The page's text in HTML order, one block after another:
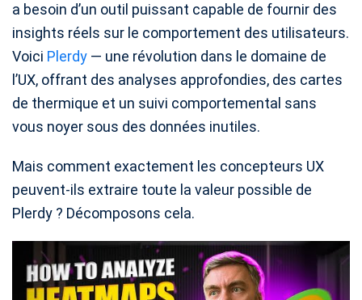
a besoin d’un outil puissant capable de fournir des
insights réels sur le comportement des utilisateurs.
Voici Plerdy — une révolution dans le domaine de
l’UX, offrant des analyses approfondies, des cartes
de thermique et un suivi comportemental sans
vous noyer sous des données inutiles.
Mais comment exactement les concepteurs UX
peuvent-ils extraire toute la valeur possible de
Plerdy ? Décomposons cela.